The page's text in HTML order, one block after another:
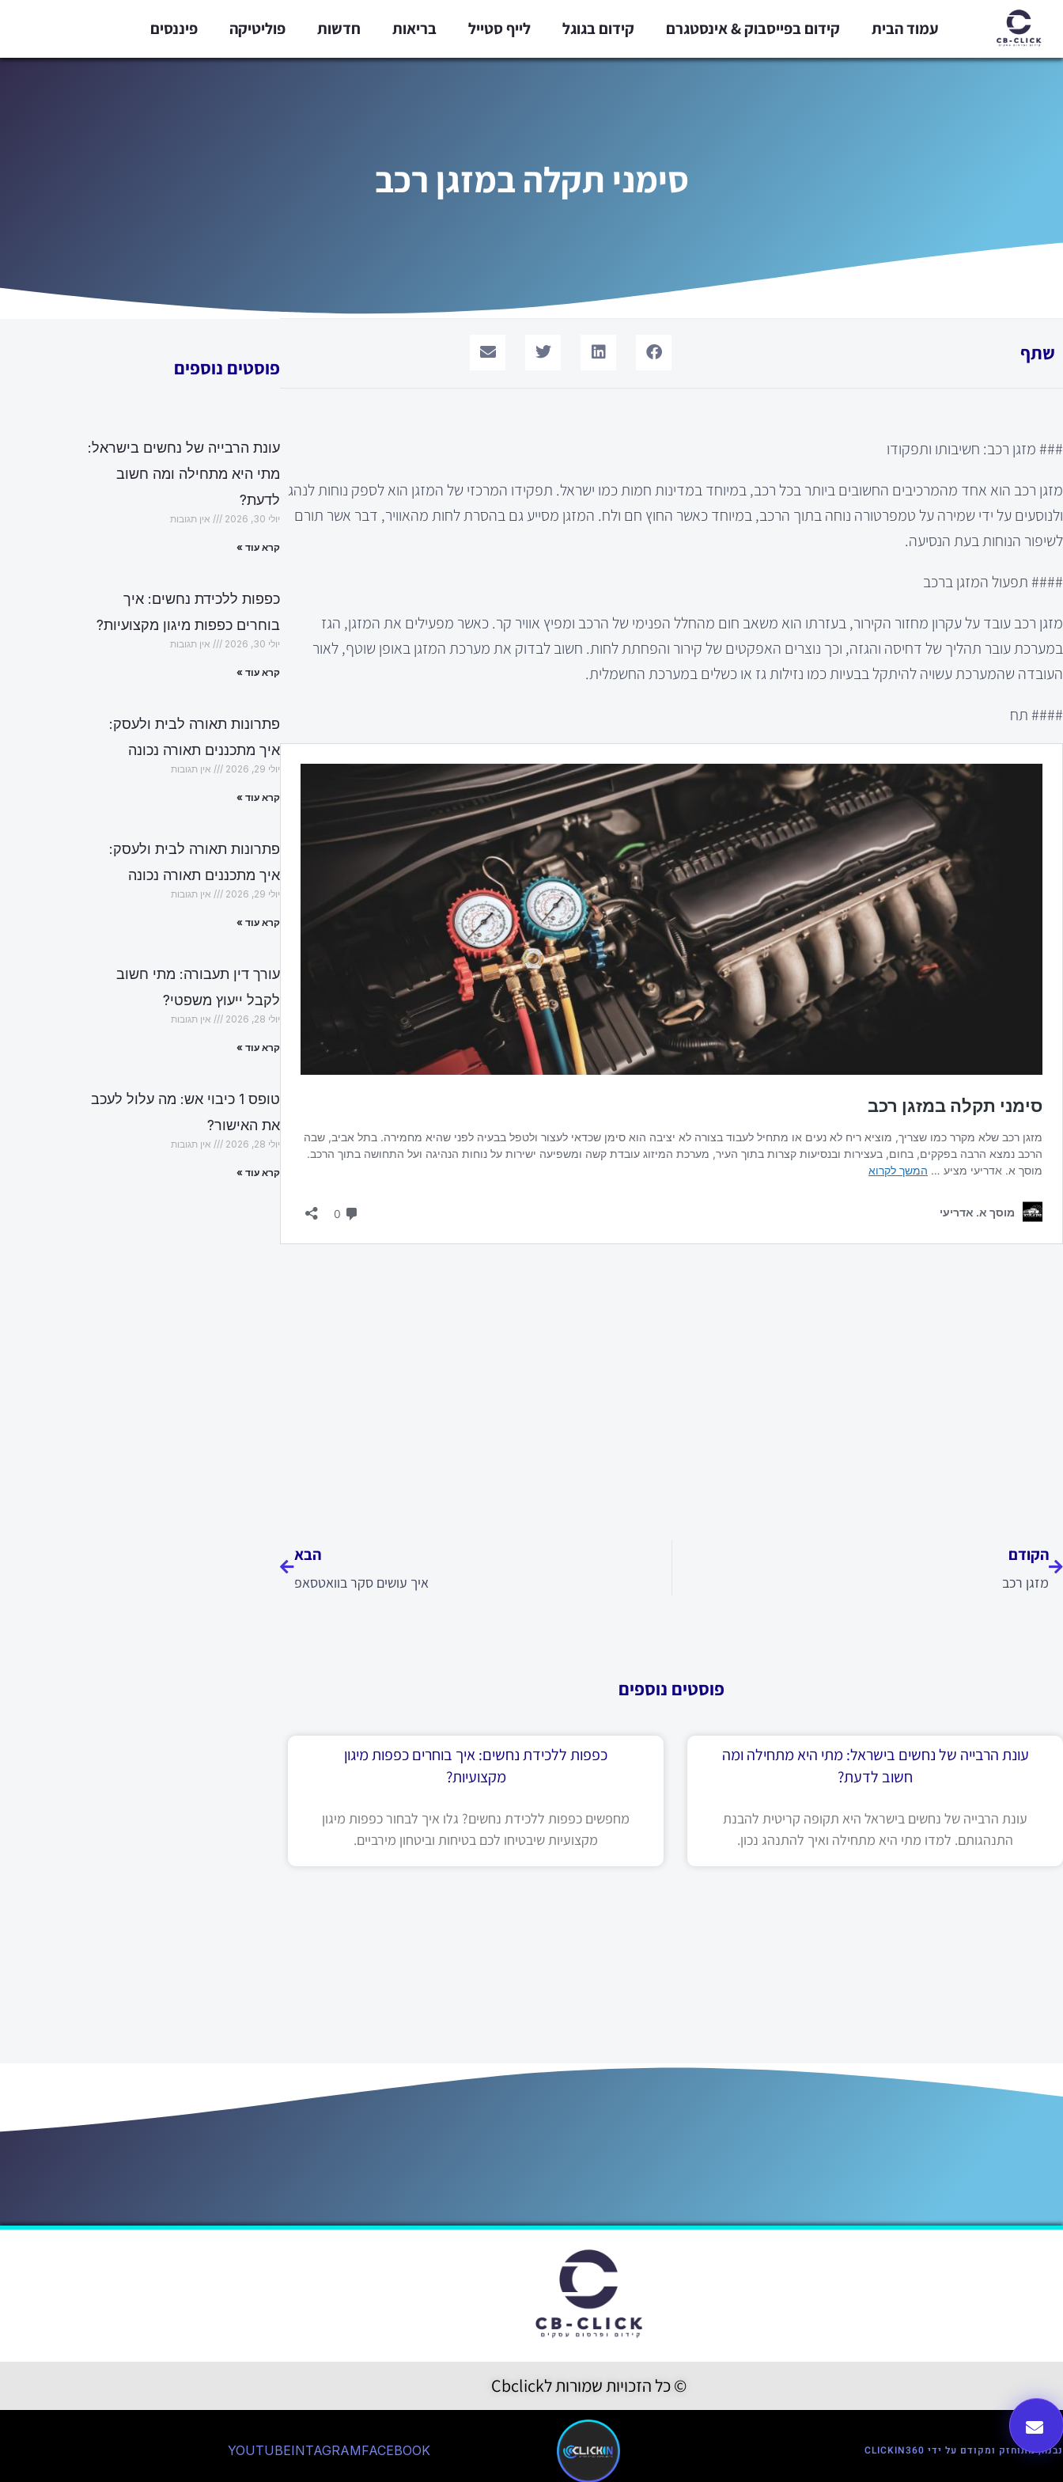
לתוכן
עמוד הבית קידום בפייסבוק & אינסטגרם קידום בגוגל לייף סטייל בריאות חדשות פוליטיקה פיננסים
סימני תקלה במזגן רכב
שתף
### מזגן רכב: חשיבותו ותפקודו
מזגן רכב הוא אחד מהמרכיבים החשובים ביותר בכל רכב, במיוחד במדינות חמות כמו ישראל. תפקידו המרכזי של המזגן הוא לספק נוחות לנהג
ולנוסעים על ידי שמירה על טמפרטורה נוחה בתוך הרכב, במיוחד כאשר החוץ חם ולח. המזגן מסייע גם בהסרת לחות מהאוויר, דבר אשר תורם
לשיפור הנוחות בעת הנסיעה.
#### תפעול המזגן ברכב
מזגן רכב עובד על עקרון מחזור הקירור, בעזרתו הוא משאב חום מהחלל הפנימי של הרכב ומפיץ אוויר קר. כאשר מפעילים את המזגן, הגז
במערכת עובר תהליך של דחיסה והגזה, וכך נוצרים האפקטים של קירור והפחתת לחות. חשוב לבדוק את מערכת המזגן באופן שוטף, לאור
העובדה שהמערכת עשויה להיתקל בבעיות כמו נזילות גז או כשלים במערכת החשמלית.
#### תח
הקודם
מזגן רכב
הבא
איך עושים סקר בוואטסאפ
פוסטים נוספים
עונת הרבייה של נחשים בישראל: מתי היא מתחילה ומה
חשוב לדעת?
עונת הרבייה של נחשים בישראל היא תקופה קריטית להבנת
התנהגותם. למדו מתי היא מתחילה ואיך להתנהג נכון.
כפפות ללכידת נחשים: איך בוחרים כפפות מיגון
מקצועיות?
מחפשים כפפות ללכידת נחשים? גלו איך לבחור כפפות מיגון
מקצועיות שיבטיחו לכם בטיחות וביטחון מירביים.
פוסטים נוספים
עונת הרבייה של נחשים בישראל:
מתי היא מתחילה ומה חשוב
לדעת?
יולי 30, 2026 אין תגובות
קרא עוד »
כפפות ללכידת נחשים: איך
בוחרים כפפות מיגון מקצועיות?
יולי 30, 2026 אין תגובות
קרא עוד »
פתרונות תאורה לבית ולעסק:
איך מתכננים תאורה נכונה
יולי 29, 2026 אין תגובות
קרא עוד »
פתרונות תאורה לבית ולעסק:
איך מתכננים תאורה נכונה
יולי 29, 2026 אין תגובות
קרא עוד »
עורך דין תעבורה: מתי חשוב
לקבל ייעוץ משפטי?
יולי 28, 2026 אין תגובות
קרא עוד »
טופס 1 כיבוי אש: מה עלול לעכב
את האישור?
יולי 28, 2026 אין תגובות
קרא עוד »
© כל הזכויות שמורות לCbclick
נבנה, מתוחזק ומקודם על ידי CLICKIN360 FACEBOOK
INTAGRAM
YOUTUBE